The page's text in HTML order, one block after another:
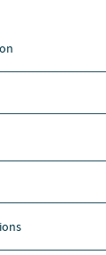
을 이끌고
힌다. 러셀
반면,
에 따르면,